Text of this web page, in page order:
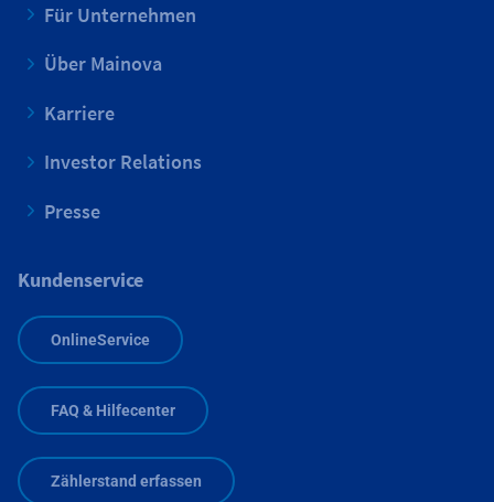
Für Unternehmen
Über Mainova
Karriere
Investor Relations
Presse
Kundenservice
OnlineService
FAQ & Hilfecenter
Zählerstand erfassen